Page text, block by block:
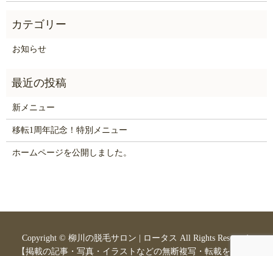
お知らせ
新メニュー
移転1周年記念！特別メニュー
ホームページを公開しました。
Copyright © 柳川の脱毛サロン | ロータス All Rights Reserved.
【掲載の記事・写真・イラストなどの無断複写・転載を禁じま